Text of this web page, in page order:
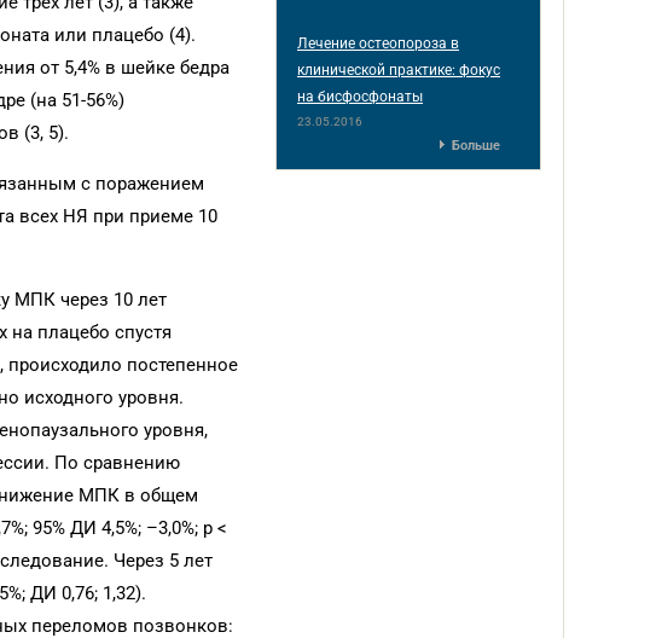
или плацебо (4).
от 5,4% в шейке бедра
(на 51-56%)
(3, 5).
с поражением
всех НЯ при приеме 10
МПК через 10 лет
на плацебо спустя
постепенное
исходного уровня.
уровня,
По сравнению
МПК в общем
95% ДИ 4,5%; –3,0%; р <
Через 5 лет
ДИ 0,76; 1,32).
переломов позвонков:
Лечение остеопороза в
клинической практике: фокус
на бисфосфонаты
23.05.2016
Больше